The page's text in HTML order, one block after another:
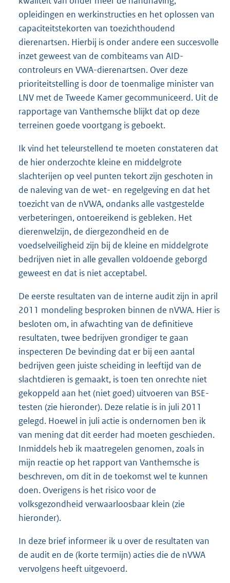
opleidingen en werkinstructies en het oplossen van
capaciteitstekorten van toezichthoudend
dierenartsen. Hierbij is onder andere een succesvolle
inzet geweest van de combiteams van AID-
controleurs en VWA-dierenartsen. Over deze
prioriteitstelling is door de toenmalige minister van
LNV met de Tweede Kamer gecommuniceerd. Uit de
rapportage van Vanthemsche blijkt dat op deze
terreinen goede voortgang is geboekt.
Ik vind het teleurstellend te moeten constateren dat
de hier onderzochte kleine en middelgrote
slachterijen op veel punten tekort zijn geschoten in
de naleving van de wet- en regelgeving en dat het
toezicht van de nVWA, ondanks alle vastgestelde
verbeteringen, ontoereikend is gebleken. Het
dierenwelzijn, de diergezondheid en de
voedselveiligheid zijn bij de kleine en middelgrote
bedrijven niet in alle gevallen voldoende geborgd
geweest en dat is niet acceptabel.
De eerste resultaten van de interne audit zijn in april
2011 mondeling besproken binnen de nVWA. Hier is
besloten om, in afwachting van de definitieve
resultaten, twee bedrijven grondiger te gaan
inspecteren De bevinding dat er bij een aantal
bedrijven geen juiste scheiding in leeftijd van de
slachtdieren is gemaakt, is toen ten onrechte niet
gekoppeld aan het (niet goed) uitvoeren van BSE-
testen (zie hieronder). Deze relatie is in juli 2011
gelegd. Hoewel in juli actie is ondernomen ben ik
van mening dat dit eerder had moeten geschieden.
Inmiddels heb ik maatregelen genomen, zoals in
mijn reactie op het rapport van Vanthemsche is
beschreven, om dit in de toekomst wel te kunnen
doen. Overigens is het risico voor de
volksgezondheid verwaarloosbaar klein (zie
hieronder).
In deze brief informeer ik u over de resultaten van
de audit en de (korte termijn) acties die de nVWA
vervolgens heeft uitgevoerd.